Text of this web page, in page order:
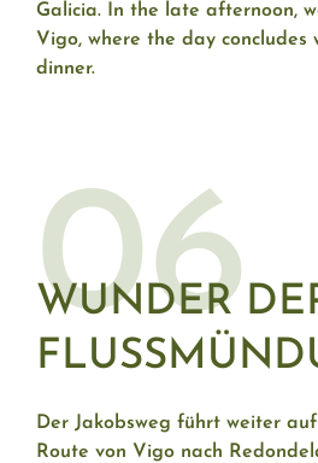
Galicia. In the late afternoon,
Vigo, where the day concludes
dinner.
06
WUNDER
Der Jakobsweg führt weiter
Route von Vigo nach